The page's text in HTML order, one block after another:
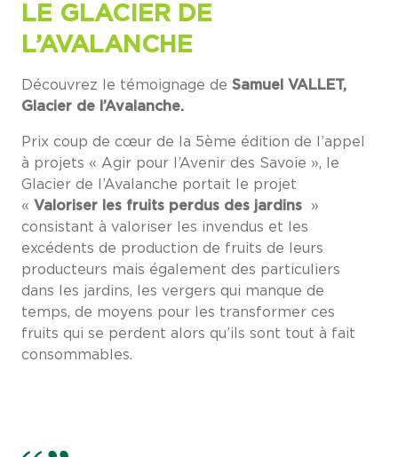
LE GLACIER DE
L’AVALANCHE
Découvrez le témoignage de Samuel VALLET,
Glacier de l’Avalanche.
Prix coup de cœur de la 5ème édition de l’appel
à projets « Agir pour l’Avenir des Savoie », le
Glacier de l’Avalanche portait le projet
« Valoriser les fruits perdus des jardins »
consistant à valoriser les invendus et les
excédents de production de fruits de leurs
producteurs mais également des particuliers
dans les jardins, les vergers qui manque de
temps, de moyens pour les transformer ces
fruits qui se perdent alors qu’ils sont tout à fait
consommables.